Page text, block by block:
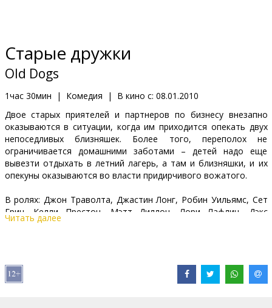
Клуб
Старые дружки
Old Dogs
1час 30мин | Комедия | В кино с: 08.01.2010
Двое старых приятелей и партнеров по бизнесу внезапно
оказываются в ситуации, когда им приходится опекать двух
непоседливых близняшек. Более того, переполох не
ограничивается домашними заботами – детей надо еще
вывезти отдыхать в летний лагерь, а там и близняшки, и их
опекуны оказываются во власти придирчивого вожатого.
В ролях: Джон Траволта, Джастин Лонг, Робин Уильямс, Сет
Грин, Келли Престон, Мэтт Диллон, Лори Лафлин, Дэкс
Шепард, Рита Уилсон, Берни Мак
Фильм на английском языке с субтитрами на латышском и
русском языках.
Читать далее